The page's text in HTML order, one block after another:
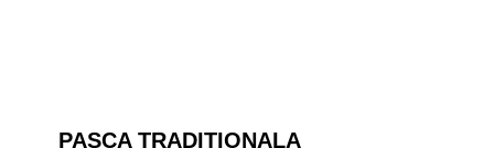
PASCA TRADITIONALA